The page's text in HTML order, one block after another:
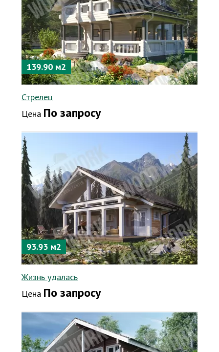
139.90 м2
Стрелец
Цена По запросу
93.93 м2
Жизнь удалась
Цена По запросу